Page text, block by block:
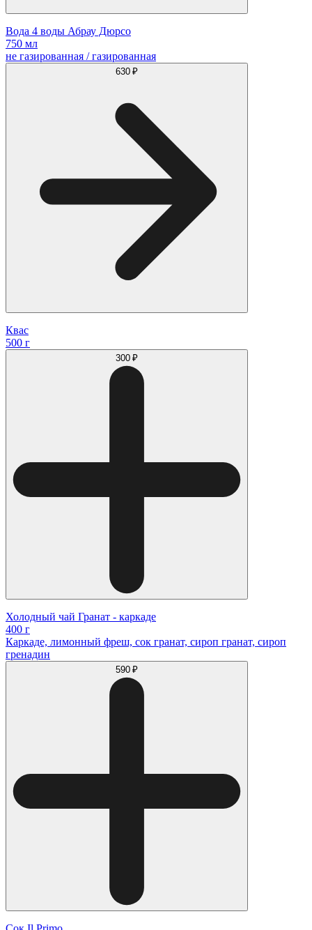
Вода 4 воды Абрау Дюрсо
750 мл
не газированная / газированная
630 ₽
Квас
500 г
300 ₽
Холодный чай Гранат - каркаде
400 г
Каркаде, лимонный фреш, сок гранат, сироп гранат, сироп
гренадин
590 ₽